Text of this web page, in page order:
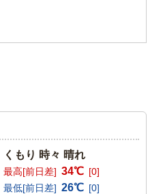
くもり 時々 晴れ
最高[前日差] 34℃ [0]
最低[前日差] 26℃ [0]